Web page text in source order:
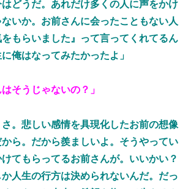
どうだ。あれだけ多くの人に声をかけ
いか。お前さんに会ったこともない人
もらいました』って言ってくれてるん
俺はなってみたかったよ」
そうじゃないの？」
さ。悲しい感情を具現化したお前の想像
ら。だから羨ましいよ。そうやってい
てもらってるお前さんが。いいかい？
人生の行方は決められないんだ。だっ